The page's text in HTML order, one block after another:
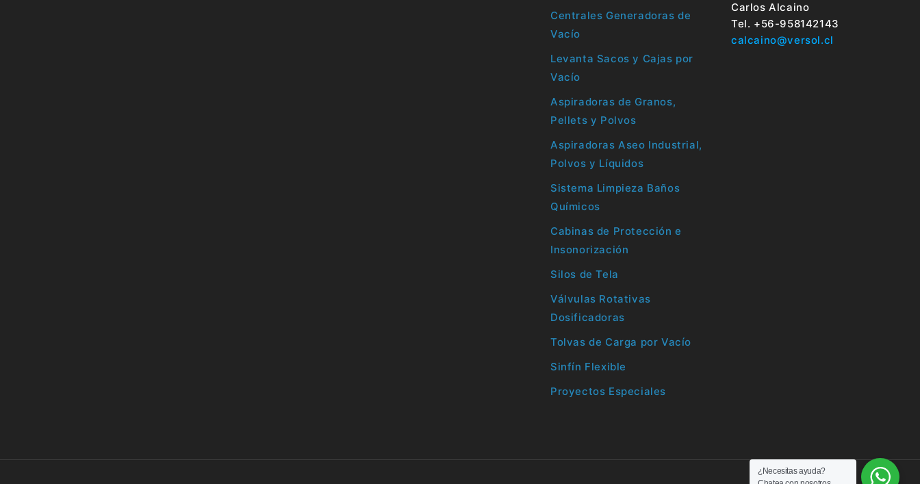
Centrales Generadoras de
Vacío
Levanta Sacos y Cajas por
Vacío
Aspiradoras de Granos,
Pellets y Polvos
Aspiradoras Aseo Industrial,
Polvos y Líquidos
Sistema Limpieza Baños
Químicos
Cabinas de Protección e
Insonorización
Silos de Tela
Válvulas Rotativas
Dosificadoras
Tolvas de Carga por Vacío
Sinfín Flexible
Proyectos Especiales
Carlos Alcaino
Tel. +56-958142143
calcaino@versol.cl
¿Necesitas ayuda?